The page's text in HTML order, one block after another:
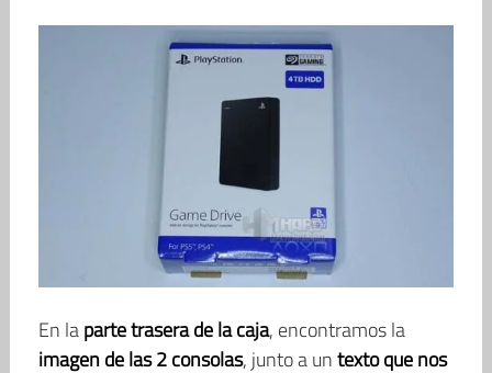
En laparte trasera de la caja, encontramos la
imagen de las 2 consolas, junto a untexto que nos